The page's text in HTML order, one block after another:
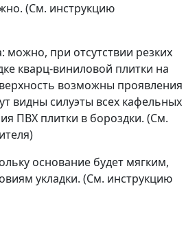
(См. инструкцию
можно, при отсутствии резких
кварц-виниловой плитки на
возможны проявления
видны силуэты всех кафельных
ПВХ плитки в бороздки. (См.
основание будет мягким,
укладки. (См. инструкцию